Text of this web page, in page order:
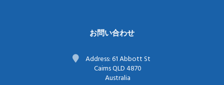
お問い合わせ
Address: 61 Abbott St
Cairns QLD 4870
Australia